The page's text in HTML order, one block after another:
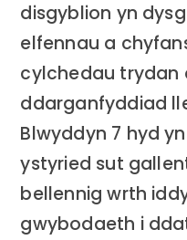
disgyblion yn
elfennau a
cylchedau trydan
ddarganfyddiad
Blwyddyn 7 hyd
ystyried sut
bellennig wrth
gwybodaeth i